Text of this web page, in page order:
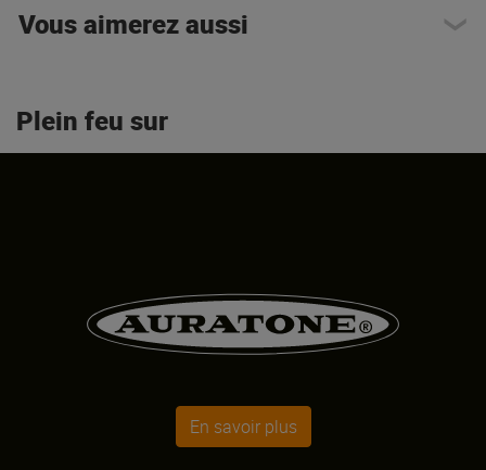
Vous aimerez aussi
Plein feu sur
En savoir plus